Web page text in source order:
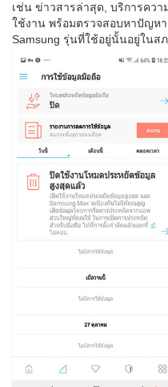
เช่น ข่าวสารล่าสุด, บริการควา
ใช้งาน พร้อมตรวจสอบหาปัญห
Samsung รุ่นที่ใช้อยู่นั้นอยู่ในส